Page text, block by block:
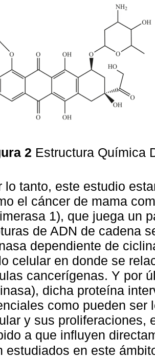
2 Estructura Química
lo tanto, este estudio
el cáncer de mama
1), que juega un
de ADN de cadena
dependiente de
celular en donde se
cancerígenas. Y por
dicha proteína
como pueden ser
y sus proliferaciones,
a que influyen
estudiados en este